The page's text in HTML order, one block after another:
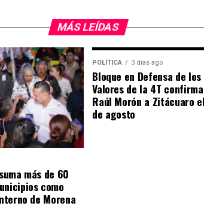
MÁS LEÍDAS
más de 60
como
de Morena
POLÍTICA 3 días ago
Bloque en Defensa de
Valores de la 4T
Raúl Morón a Zitácuaro
de agosto